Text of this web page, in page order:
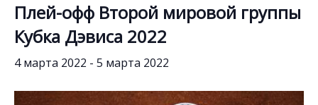
Плей-офф Второй мировой группы
Кубка Дэвиса 2022
4 марта 2022 - 5 марта 2022